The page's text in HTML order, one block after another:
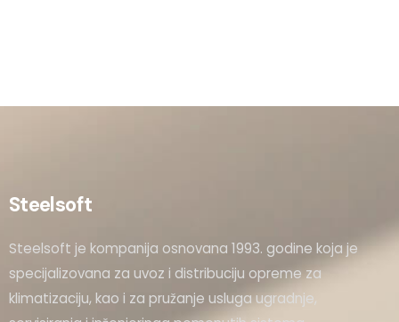
Steelsoft
Steelsoft je kompanija osnovana 1993. godine koja je
specijalizovana za uvoz i distribuciju opreme za
klimatizaciju, kao i za pružanje usluga ugradnje,